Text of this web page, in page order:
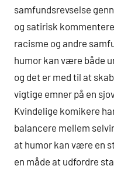
samfundsrevselse
og satirisk
racisme og andre
humor kan være både
og det er med til at
vigtige emner på en
Kvindelige komikere
balancere mellem
at humor kan være en
en måde at udfordre